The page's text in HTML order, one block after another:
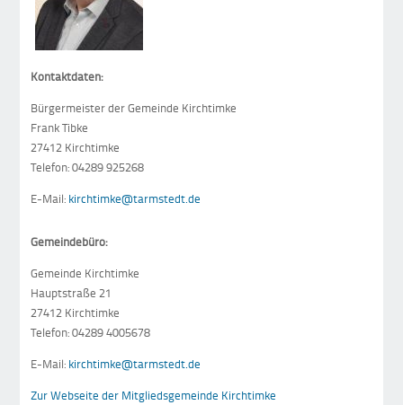
Kontaktdaten:
Bürgermeister der Gemeinde Kirchtimke
Frank Tibke
27412 Kirchtimke
Telefon: 04289 925268
E-Mail: kirchtimke@tarmstedt.de
Gemeindebüro:
Gemeinde Kirchtimke
Hauptstraße 21
27412 Kirchtimke
Telefon: 04289 4005678
E-Mail: kirchtimke@tarmstedt.de
Zur Webseite der Mitgliedsgemeinde Kirchtimke